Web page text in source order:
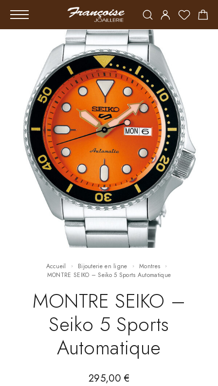
Accueil Bijouterie en ligne
Montres
MONTRE SEIKO – Seiko 5 Sports Automatique
MONTRE SEIKO –
Seiko 5 Sports
Automatique
295,00€